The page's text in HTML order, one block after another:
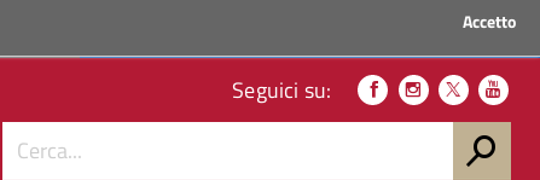
Accetto
Seguici su: